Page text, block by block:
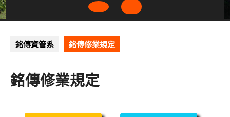
Open
銘傳資管系
銘傳修業規定
銘傳修業規定